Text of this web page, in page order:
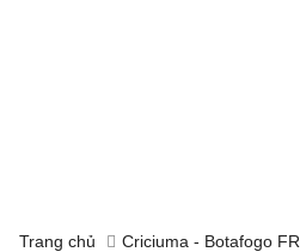
Trang chủ Criciuma - Botafogo FR